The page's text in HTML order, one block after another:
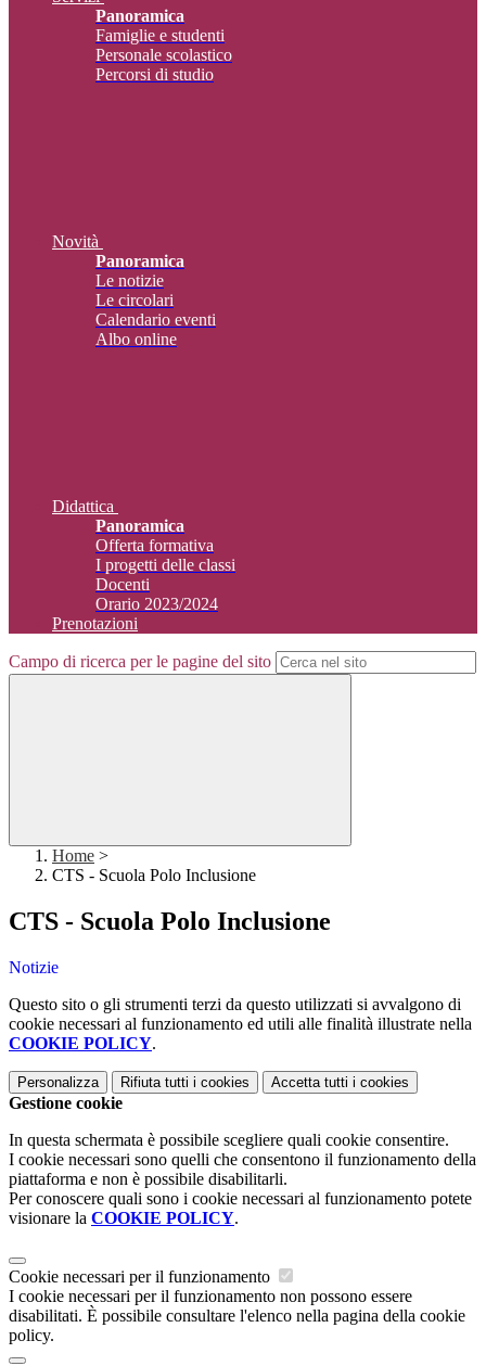
Panoramica
Famiglie e studenti
Personale scolastico
Percorsi di studio
Novità
Panoramica
Le notizie
Le circolari
Calendario eventi
Albo online
Didattica
Panoramica
Offerta formativa
I progetti delle classi
Docenti
Orario 2023/2024
Prenotazioni
Campo di ricerca per le pagine del sito
Home >
CTS - Scuola Polo Inclusione
CTS - Scuola Polo Inclusione
Notizie
Questo sito o gli strumenti terzi da questo utilizzati si avvalgono di
cookie necessari al funzionamento ed utili alle finalità illustrate nella
COOKIE POLICY.
Personalizza Rifiuta tutti i cookies Accetta tutti i cookies
Gestione cookie
In questa schermata è possibile scegliere quali cookie consentire.
I cookie necessari sono quelli che consentono il funzionamento della
piattaforma e non è possibile disabilitarli.
Per conoscere quali sono i cookie necessari al funzionamento potete
visionare la COOKIE POLICY.
Cookie necessari per il funzionamento
I cookie necessari per il funzionamento non possono essere
disabilitati. È possibile consultare l'elenco nella pagina della cookie
policy.